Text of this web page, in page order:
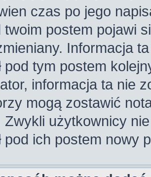
czas po jego
twoim postem pojawi
Informacja
pod tym postem
informacja ta nie
mogą zostawić
Zwykli użytkownicy
pod ich postem nowy